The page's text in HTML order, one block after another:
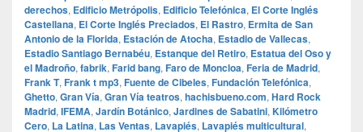
derechos, Edificio Metrópolis, Edificio Telefónica, El Corte Inglés
Castellana, El Corte Inglés Preciados, El Rastro, Ermita de San
Antonio de la Florida, Estación de Atocha, Estadio de Vallecas,
Estadio Santiago Bernabéu, Estanque del Retiro, Estatua del Oso y
el Madroño, fabrik, Farid bang, Faro de Moncloa, Feria de Madrid,
Frank T, Frank t mp3, Fuente de Cibeles, Fundación Telefónica,
Ghetto, Gran Vía, Gran Vía teatros, hachisbueno.com, Hard Rock
Madrid, IFEMA, Jardín Botánico, Jardines de Sabatini, Kilómetro
Cero, La Latina, Las Ventas, Lavapiés, Lavapiés multicultural,